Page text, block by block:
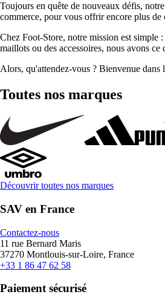
Toujours en quête de nouveaux défis,
commerce, pour vous offrir encore plus de
Chez Foot-Store, notre mission est simple
maillots ou des accessoires, nous avons
Alors, qu'attendez-vous ? Bienvenue dans
Toutes nos marques
Découvrir toutes nos marques
SAV en France
Contactez-nous
11 rue Bernard Maris
37270 Montlouis-sur-Loire, France
+33 1 86 47 62 58
Paiement sécurisé